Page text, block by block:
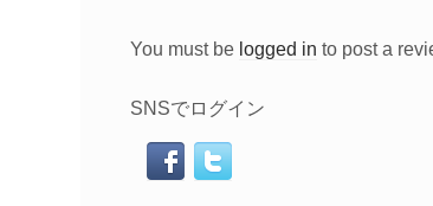
You must be logged in to post a
SNSでログイン